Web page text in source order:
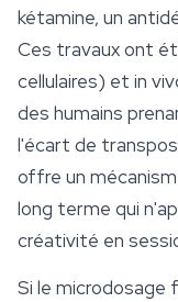
kétamine, un
Ces travaux ont
cellulaires) et in
des humains
l'écart de
offre un
long terme qui
créativité en
Si le microdosage